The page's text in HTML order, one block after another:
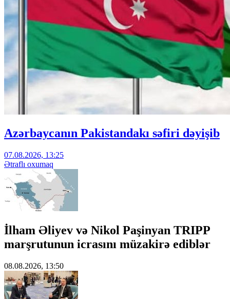
Azərbaycanın Pakistandakı səfiri dəyişib
07.08.2026, 13:25
Ətraflı oxumaq
İlham Əliyev və Nikol Paşinyan TRIPP
marşrutunun icrasını müzakirə ediblər
08.08.2026, 13:50